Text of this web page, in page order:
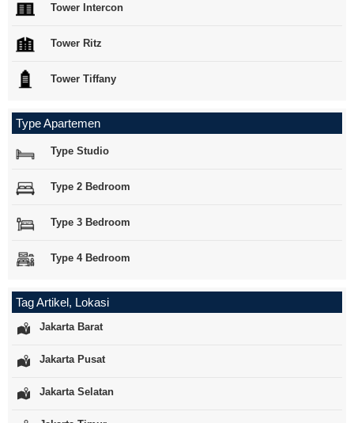
Tower Intercon
Tower Ritz
Tower Tiffany
Type Apartemen
Type Studio
Type 2 Bedroom
Type 3 Bedroom
Type 4 Bedroom
Tag Artikel, Lokasi
Jakarta Barat
Jakarta Pusat
Jakarta Selatan